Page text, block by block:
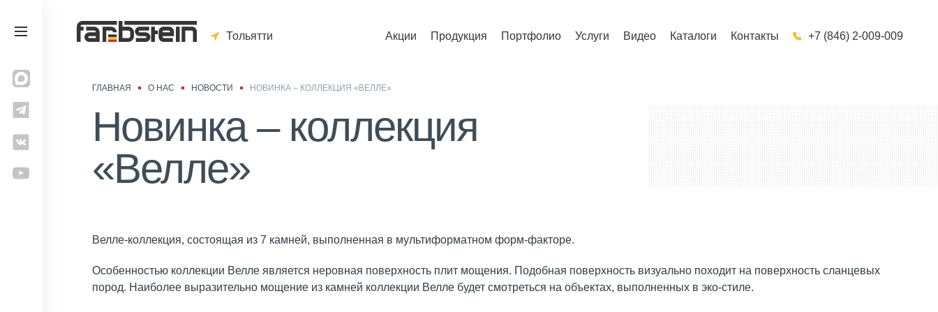
Тольятти Акции Продукция Портфолио Услуги Видео Каталоги Контакты +7 (846) 2-009-009
ГЛАВНАЯ О НАС НОВОСТИ НОВИНКА – КОЛЛЕКЦИЯ «ВЕЛЛЕ»
Новинка – коллекция
«Велле»
Велле-коллекция, состоящая из 7 камней, выполненная в мультиформатном форм-факторе.
Особенностью коллекции Велле является неровная поверхность плит мощения. Подобная поверхность визуально походит на поверхность сланцевых
пород. Наиболее выразительно мощение из камней коллекции Велле будет смотреться на объектах, выполненных в эко-стиле.